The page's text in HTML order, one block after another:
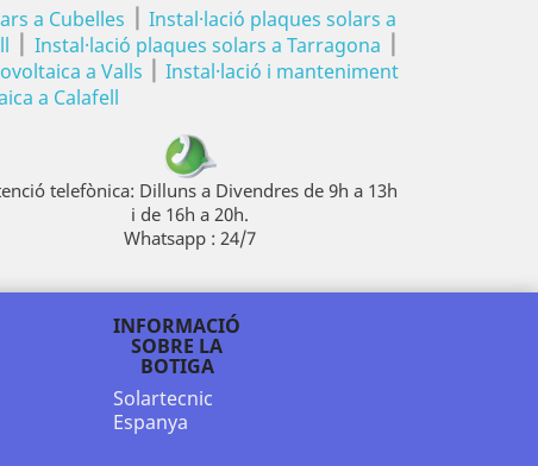
a Cubelles | Instal·lació plaques solars a
| Instal·lació plaques solars a Tarragona |
a Valls | Instal·lació i manteniment
a Calafell
telefònica: Dilluns a Divendres de 9h a 13h
i de 16h a 20h.
Whatsapp : 24/7
INFORMACIÓ
SOBRE LA
BOTIGA
Solartecnic
Espanya